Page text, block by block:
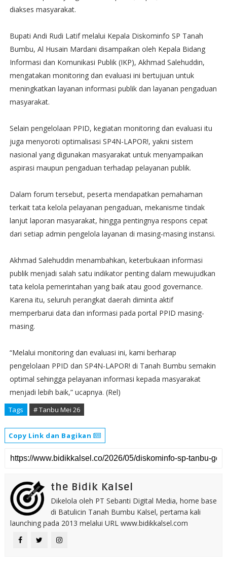
diakses masyarakat.
Bupati Andi Rudi Latif melalui Kepala Diskominfo SP Tanah
Bumbu, Al Husain Mardani disampaikan oleh Kepala Bidang
Informasi dan Komunikasi Publik (IKP), Akhmad Salehuddin,
mengatakan monitoring dan evaluasi ini bertujuan untuk
meningkatkan layanan informasi publik dan layanan pengaduan
masyarakat.
Selain pengelolaan PPID, kegiatan monitoring dan evaluasi itu
juga menyoroti optimalisasi SP4N-LAPOR!, yakni sistem
nasional yang digunakan masyarakat untuk menyampaikan
aspirasi maupun pengaduan terhadap pelayanan publik.
Dalam forum tersebut, peserta mendapatkan pemahaman
terkait tata kelola pelayanan pengaduan, mekanisme tindak
lanjut laporan masyarakat, hingga pentingnya respons cepat
dari setiap admin pengelola layanan di masing-masing instansi.
Akhmad Salehuddin menambahkan, keterbukaan informasi
publik menjadi salah satu indikator penting dalam mewujudkan
tata kelola pemerintahan yang baik atau good governance.
Karena itu, seluruh perangkat daerah diminta aktif
memperbarui data dan informasi pada portal PPID masing-
masing.
“Melalui monitoring dan evaluasi ini, kami berharap
pengelolaan PPID dan SP4N-LAPOR! di Tanah Bumbu semakin
optimal sehingga pelayanan informasi kepada masyarakat
menjadi lebih baik,” ucapnya. (Rel)
Tags # Tanbu Mei 26
Copy Link dan Bagikan
the Bidik Kalsel
Dikelola oleh PT Sebanti Digital Media, home base
di Batulicin Tanah Bumbu Kalsel, pertama kali
launching pada 2013 melalui URL www.bidikkalsel.com